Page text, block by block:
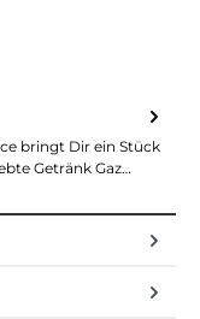
bringt Dir ein Stück
Getränk Gaz…